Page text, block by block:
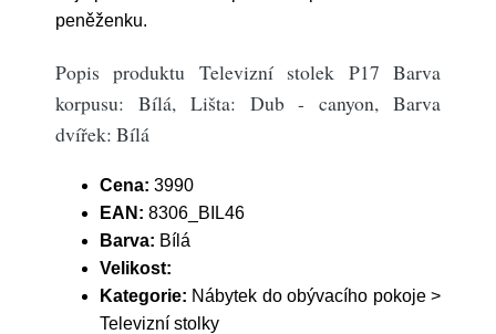
peněženku.
Popis produktu Televizní stolek P17 Barva
korpusu: Bílá, Lišta: Dub - canyon, Barva
dvířek: Bílá
Cena: 3990
EAN: 8306_BIL46
Barva: Bílá
Velikost:
Kategorie: Nábytek do obývacího pokoje >
Televizní stolky